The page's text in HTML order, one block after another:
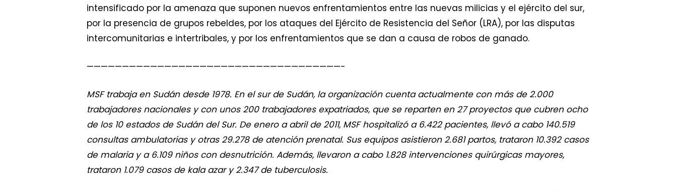
intensificado por la amenaza que suponen nuevos enfrentamientos entre las nuevas milicias y el ejército del sur,
por la presencia de grupos rebeldes, por los ataques del Ejército de Resistencia del Señor (LRA), por las disputas
intercomunitarias e intertribales, y por los enfrentamientos que se dan a causa de robos de ganado.
————————————————————————————————————-
MSF trabaja en Sudán desde 1978. En el sur de Sudán, la organización cuenta actualmente con más de 2.000
trabajadores nacionales y con unos 200 trabajadores expatriados, que se reparten en 27 proyectos que cubren ocho
de los 10 estados de Sudán del Sur. De enero a abril de 2011, MSF hospitalizó a 6.422 pacientes, llevó a cabo 140.519
consultas ambulatorias y otras 29.278 de atención prenatal. Sus equipos asistieron 2.681 partos, trataron 10.392 casos
de malaria y a 6.109 niños con desnutrición. Además, llevaron a cabo 1.828 intervenciones quirúrgicas mayores,
trataron 1.079 casos de kala azar y 2.347 de tuberculosis.